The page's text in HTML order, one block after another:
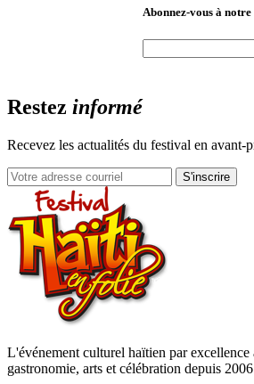
Abonnez-vous à
Restez informé
Recevez les actualités du festival en avant-
S'inscrire
L'événement culturel haïtien par
gastronomie, arts et célébration depuis